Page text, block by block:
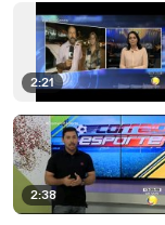
2:21
2:38